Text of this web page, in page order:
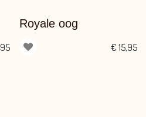
Royale oog
€ 15,95